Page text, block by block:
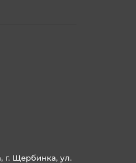
г. Щербинка, ул.